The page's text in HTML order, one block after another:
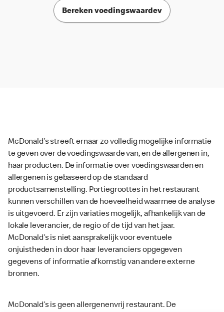
Bereken voedingswaardev
McDonald’s streeft ernaar zo volledig mogelijke informatie
te geven over de voedingswaarde van, en de allergenen in,
haar producten. De informatie over voedingswaarden en
allergenen is gebaseerd op de standaard
productsamenstelling. Portiegroottes in het restaurant
kunnen verschillen van de hoeveelheid waarmee de analyse
is uitgevoerd. Er zijn variaties mogelijk, afhankelijk van de
lokale leverancier, de regio of de tijd van het jaar.
McDonald’s is niet aansprakelijk voor eventuele
onjuistheden in door haar leveranciers opgegeven
gegevens of informatie afkomstig van andere externe
bronnen.
McDonald’s is geen allergenenvrij restaurant. De